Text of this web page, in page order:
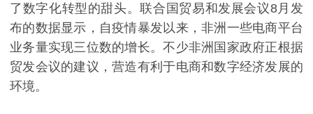
了数字化转型的甜头。联合国贸易和发展会议8月发
布的数据显示，自疫情暴发以来，非洲一些电商平台
业务量实现三位数的增长。不少非洲国家政府正根据
贸发会议的建议，营造有利于电商和数字经济发展的
环境。